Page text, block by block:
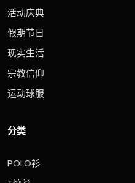
活动庆典
假期节日
现实生活
宗教信仰
运动球服
分类
POLO衫